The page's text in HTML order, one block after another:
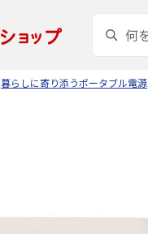
暮らしに寄り添うポータブル電源